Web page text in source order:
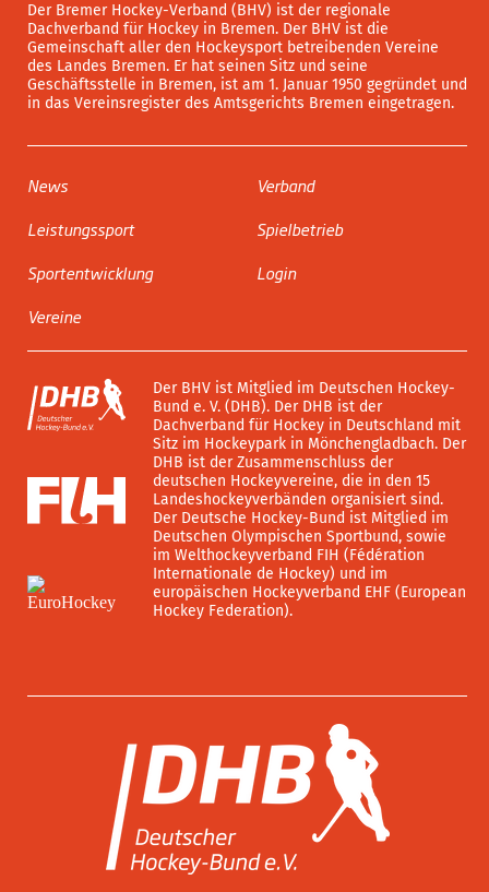
Der Bremer Hockey-Verband (BHV) ist der regionale
Dachverband für Hockey in Bremen. Der BHV ist die
Gemeinschaft aller den Hockeysport betreibenden Vereine
des Landes Bremen. Er hat seinen Sitz und seine
Geschäftsstelle in Bremen, ist am 1. Januar 1950 gegründet und
in das Vereinsregister des Amtsgerichts Bremen eingetragen.
News
Leistungssport
Sportentwicklung
Vereine
Verband
Spielbetrieb
Login
Der BHV ist Mitglied im Deutschen Hockey-
Bund e. V. (DHB). Der DHB ist der
Dachverband für Hockey in Deutschland mit
Sitz im Hockeypark in Mönchengladbach. Der
DHB ist der Zusammenschluss der
deutschen Hockeyvereine, die in den 15
Landeshockeyverbänden organisiert sind.
Der Deutsche Hockey-Bund ist Mitglied im
Deutschen Olympischen Sportbund, sowie
im Welthockeyverband FIH (Fédération
Internationale de Hockey) und im
europäischen Hockeyverband EHF (European
Hockey Federation).